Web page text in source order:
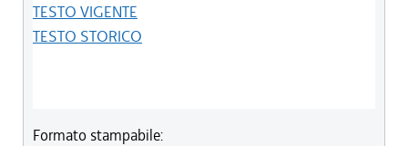
TESTO VIGENTE
TESTO STORICO
Formato stampabile: